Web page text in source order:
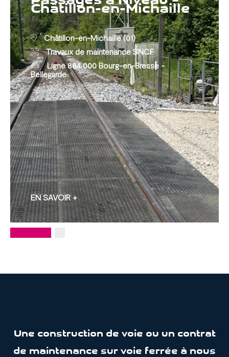
Châtillon-en-Michaille
Châtillon-en-Michaille (01)
Travaux de maintenance SNCF
Ligne 884 000 Bourg-en-Bresse -
Bellegarde
EN SAVOIR +
Une construction de voie ou un contrat
de maintenance sur voie ferrée à nous